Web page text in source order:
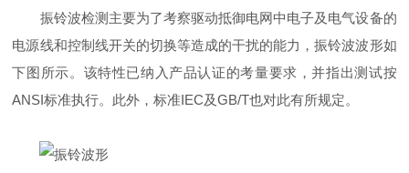
振铃波检测主要为了考察驱动抵御电网中电子及电气设备的
电源线和控制线开关的切换等造成的干扰的能力，振铃波波形如
下图所示。该特性已纳入产品认证的考量要求，并指出测试按
ANSI标准执行。此外，标准IEC及GB/T也对此有所规定。